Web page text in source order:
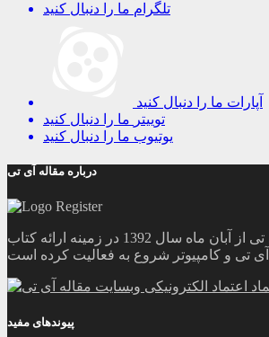
تلگرام ما را دنبال کنید
آپارات ما را دنبال کنید
توییتر ما را دنبال کنید
یوتیوب ما را دنبال کنید
درباره مقاله آی تی
وبسایت مقاله آی تی از آبان ماه سال 1392 در زمینه ارائه کتاب
پیوندهای مفید